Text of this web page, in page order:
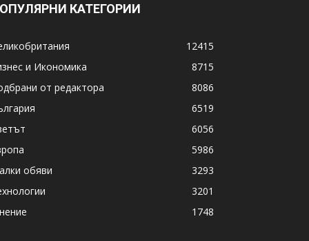
КАТЕГОРИИ
12415
и Икономика
8715
от редактора
8086
6519
6056
5986
обяви
3293
3201
1748